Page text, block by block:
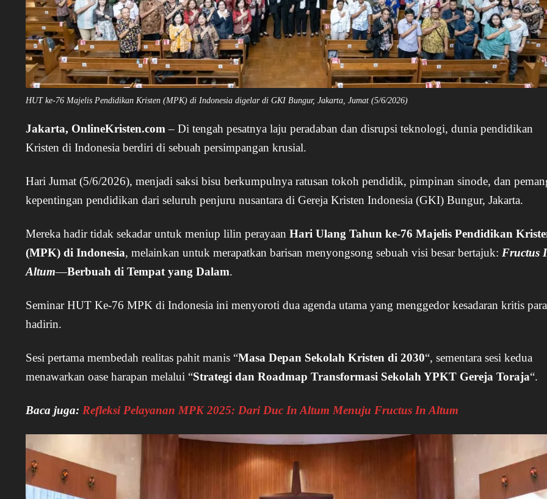
HUT ke-76 Majelis Pendidikan Kristen (MPK) di Indonesia digelar di GKI Bungur, Jakarta, Jumat (5/6/2026)
Jakarta, OnlineKristen.com– Di tengah pesatnya laju peradaban dan disrupsi teknologi, dunia pendidikan
Kristen di Indonesia berdiri di sebuah persimpangan krusial.
Hari Jumat (5/6/2026), menjadi saksi bisu berkumpulnya ratusan tokoh pendidik, pimpinan sinode, dan
kepentingan pendidikan dari seluruh penjuru nusantara di Gereja Kristen Indonesia (GKI) Bungur, Jakarta.
Mereka hadir tidak sekadar untuk meniup lilin perayaan Hari Ulang Tahun ke-76 Majelis Pendidikan
(MPK) di Indonesia, melainkan untuk merapatkan barisan menyongsong sebuah visi besar bertajuk: Fructus
Altum—Berbuah di Tempat yang Dalam.
Seminar HUT Ke-76 MPK di Indonesia ini menyoroti dua agenda utama yang menggedor kesadaran kritis para
hadirin.
Sesi pertama membedah realitas pahit manis “Masa Depan Sekolah Kristen di 2030“, sementara sesi kedua
menawarkan oase harapan melalui “Strategi dan Roadmap Transformasi Sekolah YPKT Gereja Toraja“.
Baca juga: Refleksi Pelayanan MPK 2025: Dari Duc In Altum Menuju Fructus In Altum